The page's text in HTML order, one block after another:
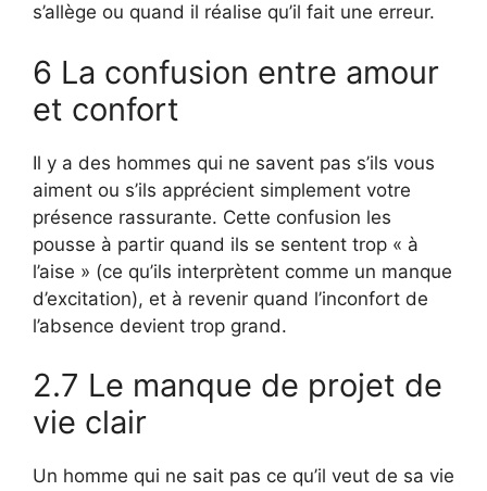
s’allège ou quand il réalise qu’il fait une erreur.
6 La confusion entre amour
et confort
Il y a des hommes qui ne savent pas s’ils vous
aiment ou s’ils apprécient simplement votre
présence rassurante. Cette confusion les
pousse à partir quand ils se sentent trop « à
l’aise » (ce qu’ils interprètent comme un manque
d’excitation), et à revenir quand l’inconfort de
l’absence devient trop grand.
2.7 Le manque de projet de
vie clair
Un homme qui ne sait pas ce qu’il veut de sa vie